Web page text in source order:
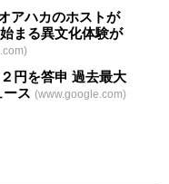
アハカのホストが
まる異文化体験が
円を答申 過去最大
ス (www.google.com)